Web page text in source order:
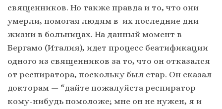
священников. Но также правда и то, что они
умерли, помогая людям в их последние дни
жизни в больницах. На данный момент в
Бергамо (Италия), идет процесс беатификации
одного из священников за то, что он отказался
от респиратора, поскольку был стар. Он сказал
докторам — “дайте пожалуйста респиратор
кому-нибудь помоложе; мне он не нужен, я и